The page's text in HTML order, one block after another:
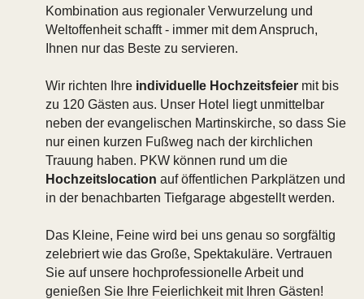
Kombination aus regionaler Verwurzelung und
Weltoffenheit schafft - immer mit dem Anspruch,
Ihnen nur das Beste zu servieren.
Wir richten Ihre individuelle Hochzeitsfeier mit bis
zu 120 Gästen aus. Unser Hotel liegt unmittelbar
neben der evangelischen Martinskirche, so dass Sie
nur einen kurzen Fußweg nach der kirchlichen
Trauung haben. PKW können rund um die
Hochzeitslocation auf öffentlichen Parkplätzen und
in der benachbarten Tiefgarage abgestellt werden.
Das Kleine, Feine wird bei uns genau so sorgfältig
zelebriert wie das Große, Spektakuläre. Vertrauen
Sie auf unsere hochprofessionelle Arbeit und
genießen Sie Ihre Feierlichkeit mit Ihren Gästen!